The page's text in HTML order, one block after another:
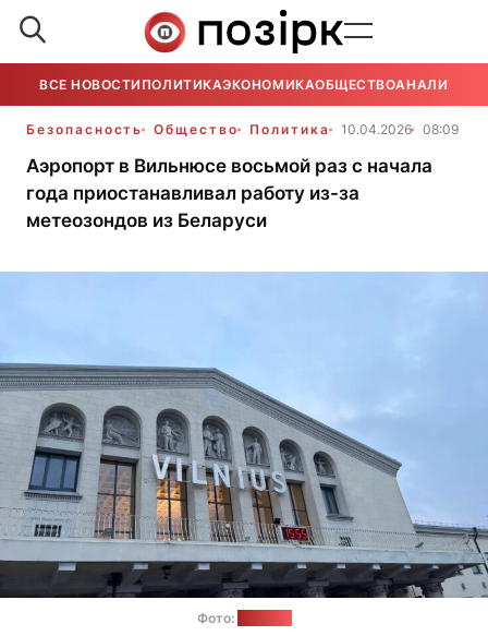
ВСЕ НОВОСТИ ПОЛИТИКАЭКОНОМИКАОБЩЕСТВОАНАЛИТИКА
Безопасность Общество Политика 10.04.2026 08:09
Аэропорт в Вильнюсе восьмой раз с начала
года приостанавливал работу из-за
метеозондов из Беларуси
Фото: